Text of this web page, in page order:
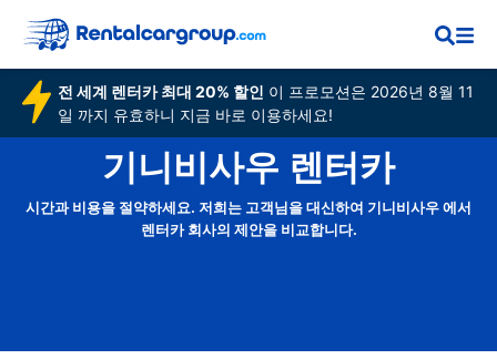
전 세계 렌터카 최대 20% 할인 이 프로모션은 2026년 8월 11
일 까지 유효하니 지금 바로 이용하세요!
기니비사우 렌터카
시간과 비용을 절약하세요. 저희는 고객님을 대신하여 기니비사우 에서
렌터카 회사의 제안을 비교합니다.